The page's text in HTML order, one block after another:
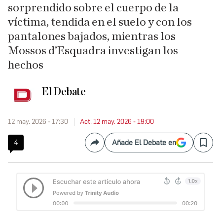
sorprendido sobre el cuerpo de la
víctima, tendida en el suelo y con los
pantalones bajados, mientras los
Mossos d’Esquadra investigan los
hechos
El Debate
12 may. 2026 - 17:30 Act. 12 may. 2026 - 19:00
4 CompartirAñade El Debate en Save